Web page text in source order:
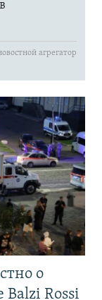
о
Balzi Rossi